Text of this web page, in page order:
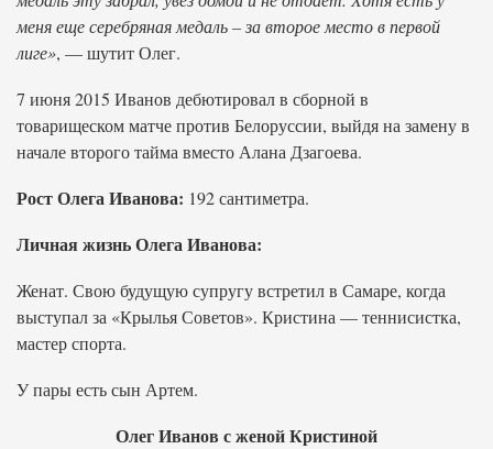
меня еще серебряная медаль – за второе место в первой
лиге», — шутит Олег.
7 июня 2015 Иванов дебютировал в сборной в
товарищеском матче против Белоруссии, выйдя на замену в
начале второго тайма вместо Алана Дзагоева.
Рост Олега Иванова: 192 сантиметра.
Личная жизнь Олега Иванова:
Женат. Свою будущую супругу встретил в Самаре, когда
выступал за «Крылья Советов». Кристина — теннисистка,
мастер спорта.
У пары есть сын Артем.
Олег Иванов с женой Кристиной